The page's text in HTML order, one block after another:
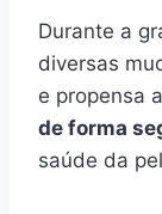
Durante a
diversas
e propensa
de forma
saúde da